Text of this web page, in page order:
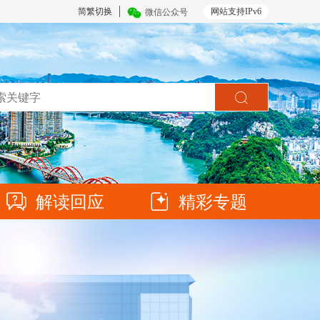
网站支持IPv6
简繁切换 微信公众号
解读回应 精彩专题